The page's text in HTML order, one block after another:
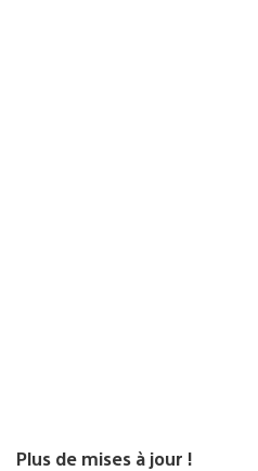
Plus de mises à jour !